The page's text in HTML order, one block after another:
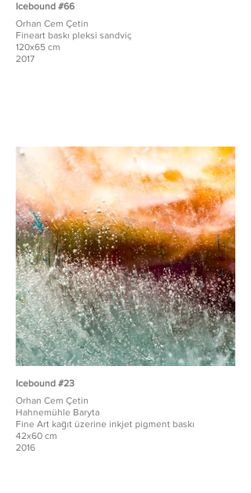
Icebound #66
Orhan Cem Çetin
Fineart baskı pleksi sandviç
120x65 cm
2017
Icebound #23
Orhan Cem Çetin
Hahnemühle Baryta
Fine Art kağıt üzerine inkjet pigment baskı
42x60 cm
2016